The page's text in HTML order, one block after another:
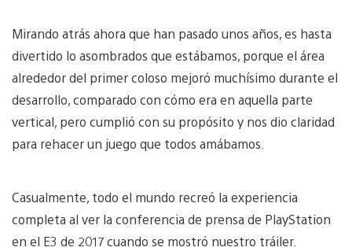
Mirando atrás ahora que han pasado unos años, es hasta
divertido lo asombrados que estábamos, porque el área
alrededor del primer coloso mejoró muchísimo durante el
desarrollo, comparado con cómo era en aquella parte
vertical, pero cumplió con su propósito y nos dio claridad
para rehacer un juego que todos amábamos.
Casualmente, todo el mundo recreó la experiencia
completa al ver la conferencia de prensa de PlayStation
en el E3 de 2017 cuando se mostró nuestro tráiler.